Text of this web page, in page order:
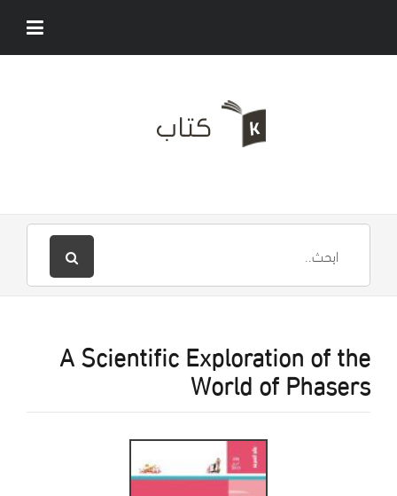
A Scientific Exploration of the
World of Phasers